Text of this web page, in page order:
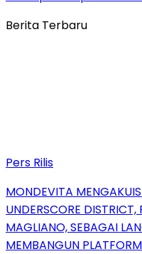
Berita Terbaru
Pers Rilis
MONDEVITA
UNDERSCORE
MAGLIANO, SEBAGAI
MEMBANGUN